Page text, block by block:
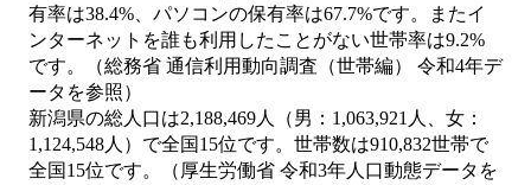
有率は38.4%、パソコンの保有率は67.7%です。またイ
ンターネットを誰も利用したことがない世帯率は9.2%
です。（総務省 通信利用動向調査（世帯編） 令和4年デ
ータを参照）
新潟県の総人口は2,188,469人（男：1,063,921人、女：
1,124,548人）で全国15位です。世帯数は910,832世帯で
全国15位です。（厚生労働省 令和3年人口動態データを